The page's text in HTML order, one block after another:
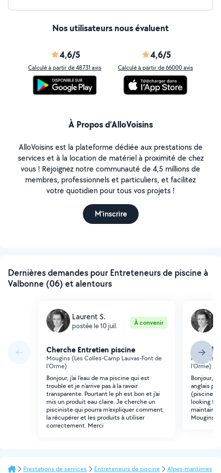
Nos utilisateurs nous évaluent
4,6/5
Calculé à partir de 48731 avis
4,6/5
Calculé à partir de 66000 avis
À Propos d’AlloVoisins
AlloVoisins est la plateforme dédiée aux prestations de
services et à la location de matériel à proximité de chez
vous ! Rejoignez notre communauté de 4,5 millions de
membres, professionnels et particuliers, et facilitez
votre quotidien pour tous vos projets !
M'inscrire
Dernières demandes pour Entreteneurs de piscine à
Valbonne (06) et alentours
Laurent S.
postée le 10 juil. À convenir
Cherche Entretien piscine
Mougins (Les Colles-Camp Lauvas-Font de
l'Orme)
Bonjour, j'ai l'eau de ma piscine qui est
trouble et je n'arrive pas à la ravoir
transparente. Pourtant le ph est bon et j'ai
mis un produit eau claire. Je cherche un
pisciniste qui pourra m'expliquer comment
la récupérer et les produits à utiliser
correctement. Merci
Mougins
l'Orme)
Bonjour,
anglais
(piscine
looking for
maintain a
Mougins.
Prestations de services Entreteneurs de piscine
Alpes-maritimes